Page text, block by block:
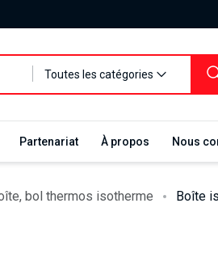
Toutes les catégories
Partenariat À propos Nous
bol thermos isotherme Boîte